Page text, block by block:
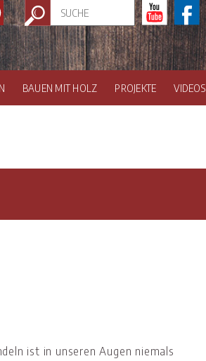
BAUEN MIT HOLZ PROJEKTE VIDEOS
ist in unseren Augen niemals